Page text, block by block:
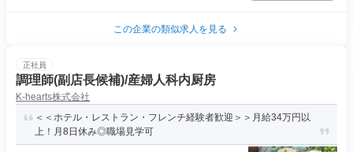
この企業の類似求人を見る
正社員
調理師(副店長候補)/産婦人科内厨房
K-hearts株式会社
＜＜ホテル・レストラン・フレンチ経験者歓迎＞＞月給34万円以
上！月8日休み◎職場見学可